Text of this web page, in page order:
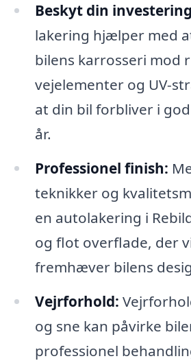
Beskyt din
lakering hjælper med
bilens karrosseri mod
vejelementer og UV-
at din bil forbliver i
år.
Professionel finish:
teknikker og
en autolakering i
og flot overflade, der
fremhæver bilens
Vejrforhold:
og sne kan påvirke
professionel